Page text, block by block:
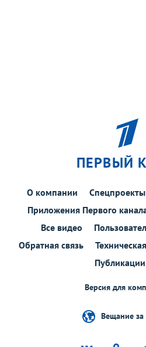
ПЕРВЫЙ
О компании Спецпроекты
Приложения Первого
Все видео
Обратная связь
Версия для
Вещание